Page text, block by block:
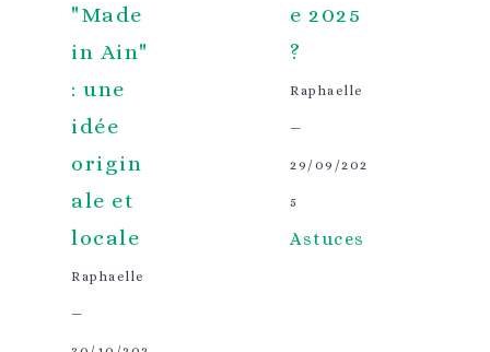
"Made
in Ain"
: une
idée
origin
ale et
locale
Raphaelle
—
e 2025
?
Raphaelle
—
29/09/202
5
Astuces